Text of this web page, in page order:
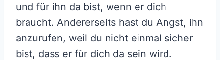
und für ihn da bist, wenn er dich
braucht. Andererseits hast du Angst, ihn
anzurufen, weil du nicht einmal sicher
bist, dass er für dich da sein wird.